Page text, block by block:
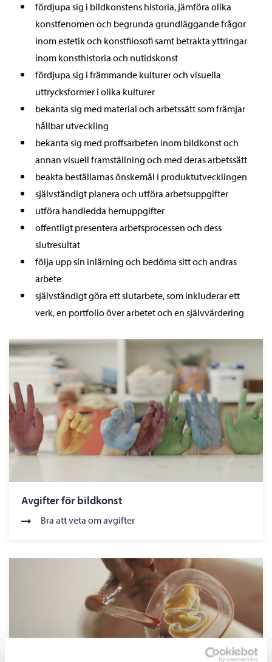
fördjupa sig i bildkonstens historia, jämföra olika
konstfenomen och begrunda grundläggande frågor
inom estetik och konstfilosofi samt betrakta yttringar
inom konsthistoria och nutidskonst
fördjupa sig i främmande kulturer och visuella
uttrycksformer i olika kulturer
bekanta sig med material och arbetssätt som främjar
hållbar utveckling
bekanta sig med proffsarbeten inom bildkonst och
annan visuell framställning och med deras arbetssätt
beakta beställarnas önskemål i produktutvecklingen
självständigt planera och utföra arbetsuppgifter
utföra handledda hemuppgifter
offentligt presentera arbetsprocessen och dess
slutresultat
följa upp sin inlärning och bedöma sitt och andras
arbete
självständigt göra ett slutarbete, som inkluderar ett
verk, en portfolio över arbetet och en självvärdering
Avgifter för bildkonst
Bra att veta om avgifter